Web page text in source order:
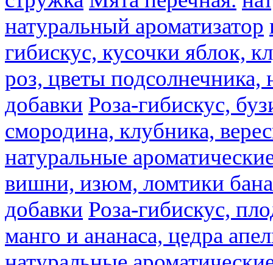
натуральный ароматизатор
гибискус, кусочки яблок,
роз, цветы подсолнечника,
добавки Роза-гибискус,
смородина, клубника,
натуральные
вишни, изюм, ломтики
добавки Роза-гибискус,
манго и ананаса, цедра